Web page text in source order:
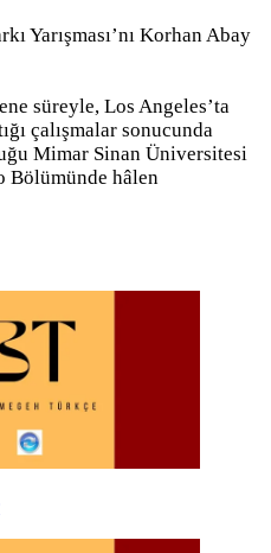
Yarışması’nı Korhan Abay
süreyle, Los Angeles’ta
çalışmalar sonucunda
Mimar Sinan Üniversitesi
Bölümünde hâlen